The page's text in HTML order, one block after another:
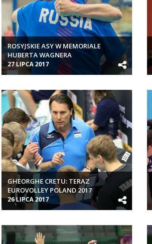
ROSYJSKIE ASY W MEMORIALE
HUBERTA WAGNERA
27 LIPCA 2017
GHEORGHE CRETU: TERAZ
EUROVOLLEY POLAND 2017
26 LIPCA 2017